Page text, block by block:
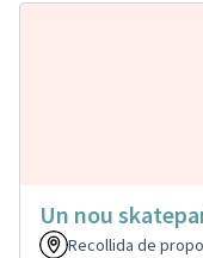
Un nou
Recollida de